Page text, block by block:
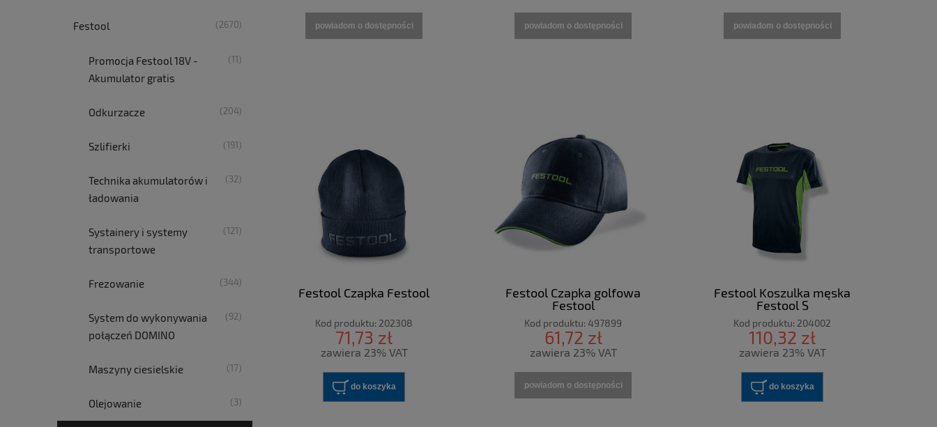
Festool (2670)
Promocja Festool 18V -
Akumulator gratis
(11)
Odkurzacze (204)
Szlifierki (191)
Technika akumulatorów i
ładowania
(32)
Systainery i systemy
transportowe
(121)
Frezowanie (344)
System do wykonywania
połączeń DOMINO
(92)
Maszyny ciesielskie (17)
Olejowanie (3)
powiadom o dostępności powiadom o dostępności powiadom o dostępności
Festool Czapka Festool
Kod produktu: 202308
71,73 zł
zawiera 23% VAT
do koszyka
Festool Czapka golfowa
Festool
Kod produktu: 497899
61,72 zł
zawiera 23% VAT
powiadom o dostępności
Festool Koszulka męska
Festool S
Kod produktu: 204002
110,32 zł
zawiera 23% VAT
do koszyka